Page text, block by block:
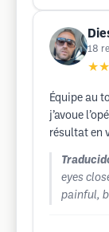
18
Équipe au
j’avoue
résultat en
eyes
painful,